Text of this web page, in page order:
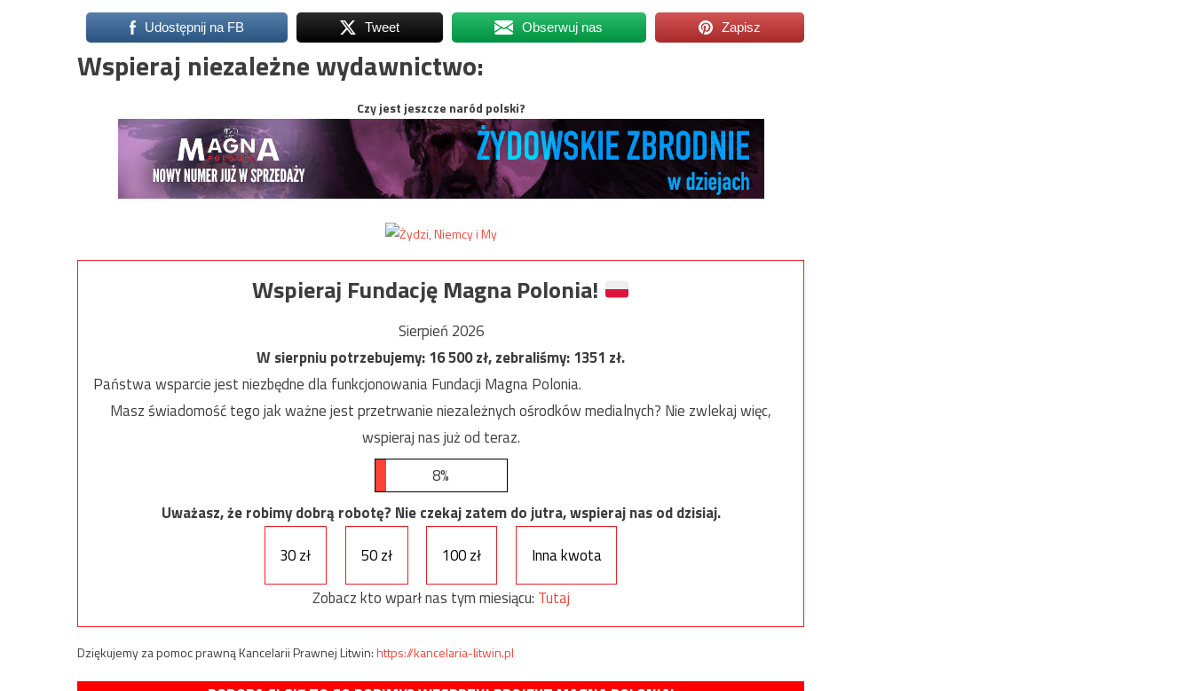
Udostępnij na FB Tweet Obserwuj nas Zapisz
Wspieraj niezależne wydawnictwo:
Czy jest jeszcze naród polski?
Wspieraj Fundację Magna Polonia!
Sierpień 2026
W sierpniu potrzebujemy:16 500zł, zebraliśmy:1351 zł.
Państwa wsparcie jest niezbędne dla funkcjonowania Fundacji Magna Polonia.
Masz świadomość tego jak ważne jest przetrwanie niezależnych ośrodków medialnych? Nie zwlekaj więc,
wspieraj nas już od teraz.
8%
Uważasz, że robimy dobrą robotę? Nie czekaj zatem do jutra, wspieraj nas od dzisiaj.
30 zł
50 zł 100 zł
Inna kwota
Zobacz kto wparł nas tym miesiącu: Tutaj
Dziękujemy za pomoc prawną Kancelarii Prawnej Litwin:https://kancelaria-litwin.pl